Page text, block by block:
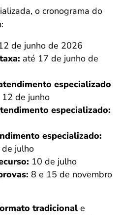
o cronograma do
de junho de 2026
até 17 de junho de
especializado
12 de junho
especializado:
especializado:
julho
10 de julho
8 e 15 de novembro
tradicional e